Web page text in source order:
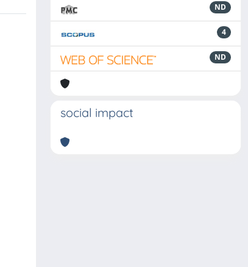
ND
4
ND
social impact